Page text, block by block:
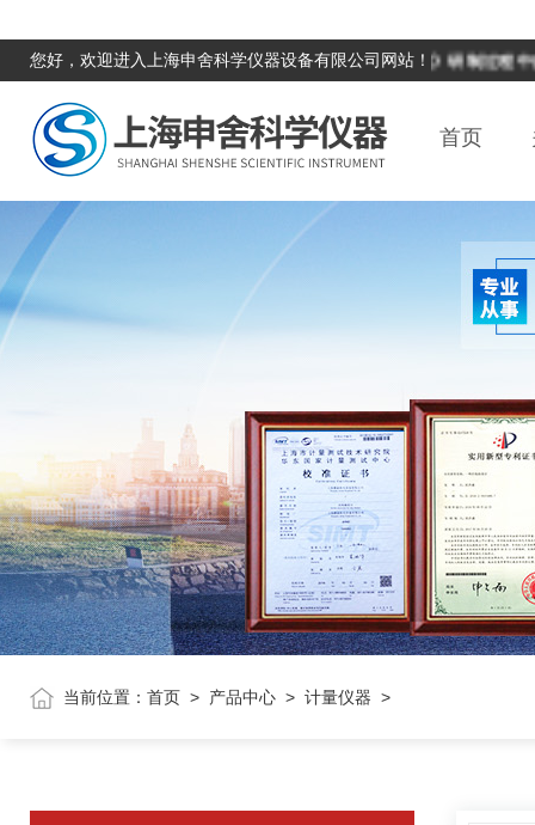
您好，欢迎进入上海申舍科学仪器设备有限公司网站！
究院邀请，参与《振动式在线黏度计国家校准规范》研制过程中的
首页
当前位置： 首页 > 产品中心 > 计量仪器 >